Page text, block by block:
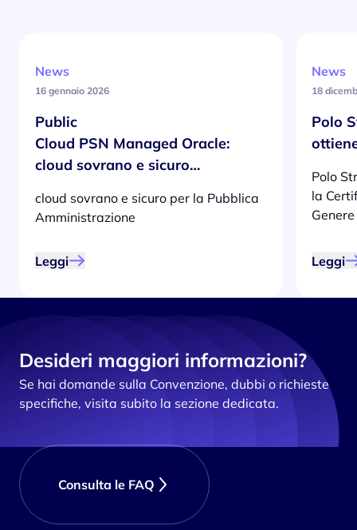
News
16 gennaio 2026
Public
Cloud PSN Managed Oracle:
cloud sovrano e sicuro…
cloud sovrano e sicuro per la Pubblica
Amministrazione
Leggi
News
18
Polo
Polo
la
Leggi
Desideri maggiori informazioni?
Se hai domande sulla Convenzione, dubbi o richieste
specifiche, visita subito la sezione dedicata.
Consulta le FAQ